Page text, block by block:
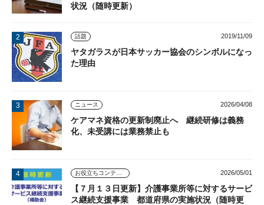
状況（随時更新）
話題 2019/11/09
ヤタガラスが日本サッカー協会のシンボルになっ
た理由
ニュース 2026/04/08
ケアマネ資格の更新制廃止へ 継続研修は義務
化、未受講には業務禁止も
2026/05/01
【７月１３日更新】介護事業所等に対するサービ
ス継続支援事業 都道府県の実施状況（随時更